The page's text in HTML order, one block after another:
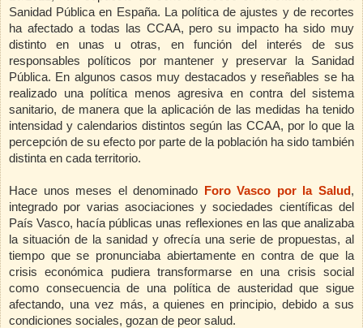
Sanidad Pública en España. La política de ajustes y de recortes
ha afectado a todas las CCAA, pero su impacto ha sido muy
distinto en unas u otras, en función del interés de sus
responsables políticos por mantener y preservar
la Sanidad
Pública. En algunos casos muy destacados y reseñables se ha
realizado una política menos agresiva en contra del sistema
sanitario, de manera que la aplicación de las medidas ha tenido
intensidad y calendarios distintos según las CCAA, por lo que la
percepción de su efecto por parte de la población ha sido también
distinta en cada territorio.
Hace unos meses el denominado Foro Vasco por la Salud ,
integrado por varias asociaciones y sociedades científicas del
País Vasco, hacía públicas unas reflexiones en las que analizaba
la situación de la sanidad y ofrecía una serie de propuestas, al
tiempo que se pronunciaba abiertamente en contra de que la
crisis económica pudiera transformarse en una crisis social
como consecuencia de una política de austeridad que sigue
afectando, una vez más, a quienes en principio, debido a sus
condiciones sociales, gozan de peor salud.